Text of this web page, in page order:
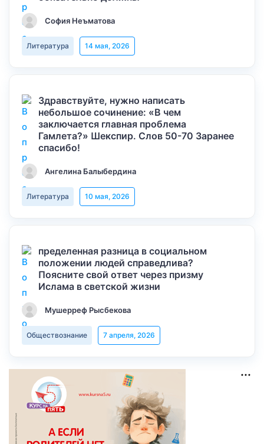
София Неъматова
Литература 14 мая, 2026
Здравствуйте, нужно написать
небольшое сочинение: «В чем
заключается главная проблема
Гамлета?» Шекспир. Слов 50-70 Заранее
спасибо!
Ангелина Балыбердина
Литература 10 мая, 2026
пределенная разница в социальном
положении людей справедлива?
Поясните свой ответ через призму
Ислама в светской жизни
Мушерреф Рысбекова
Обществознание 7 апреля, 2026